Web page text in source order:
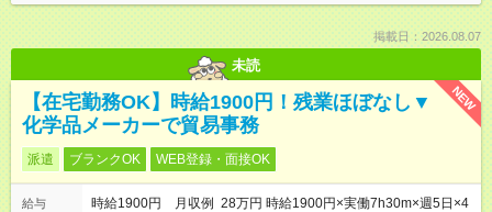
掲載日：2026.08.07
未読
NEW
【在宅勤務OK】時給1900円！残業ほぼなし▼
化学品メーカーで貿易事務
派遣 ブランクOK WEB登録・面接OK
給与
時給1900円 月収例 28万円 時給1900円×実働7h30m×週5日×4